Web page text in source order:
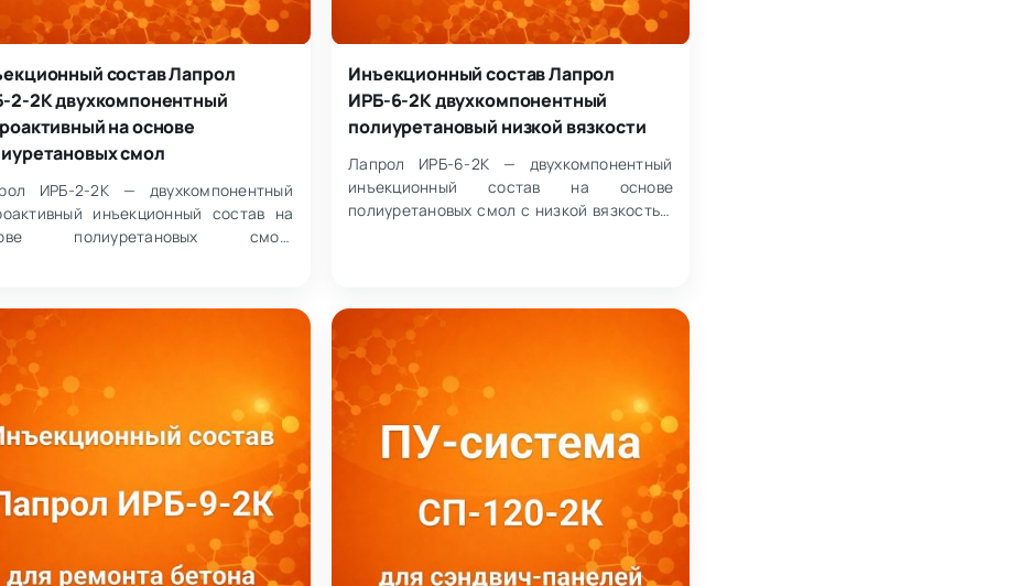
состав Лапрол
2-2К двухкомпонентный
на основе
смол
ИРБ-2-2К — двухкомпонентный
инъекционный состав на
полиуретановых смол,
Инъекционный состав Лапрол
ИРБ-6-2К двухкомпонентный
полиуретановый низкой вязкости
Лапрол ИРБ-6-2К — двухкомпонентный
инъекционный состав на основе
полиуретановых смол с низкой вязкостью